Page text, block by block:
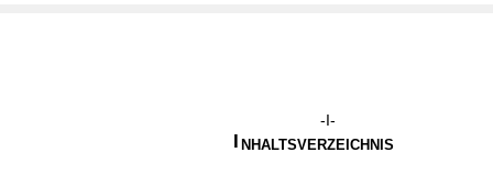
-I-
NHALTSVERZEICHNIS